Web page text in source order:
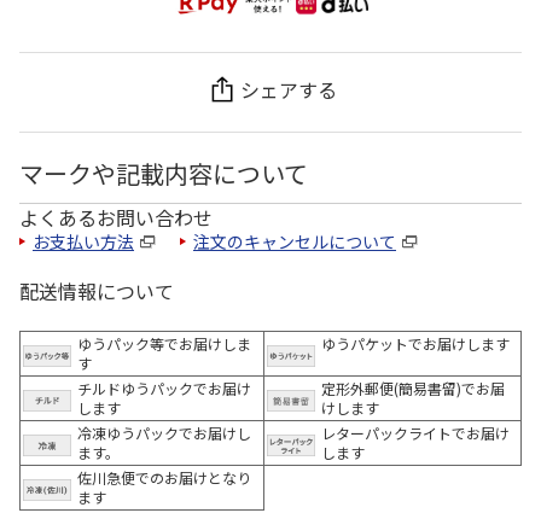
シェアする
マークや記載内容について
よくあるお問い合わせ
お支払い方法 注文のキャンセルについて
配送情報について
ゆうパック等でお届けしま
す
ゆうパケットでお届けします
チルドゆうパックでお届け
します
定形外郵便(簡易書留)でお届
けします
冷凍ゆうパックでお届けし
ます。
レターパックライトでお届け
します
佐川急便でのお届けとなり
ます